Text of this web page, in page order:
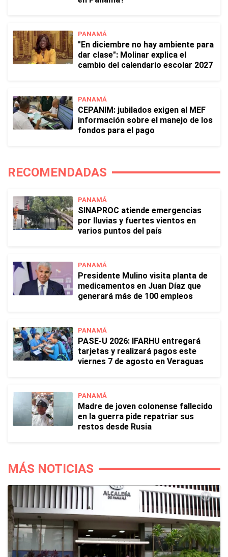
PANAMÁ
"En diciembre no hay ambiente para
dar clase": Molinar explica el
cambio del calendario escolar 2027
PANAMÁ
CEPANIM: jubilados exigen al MEF
información sobre el manejo de los
fondos para el pago
RECOMENDADAS
PANAMÁ
SINAPROC atiende emergencias
por lluvias y fuertes vientos en
varios puntos del país
PANAMÁ
Presidente Mulino visita planta de
medicamentos en Juan Díaz que
generará más de 100 empleos
PANAMÁ
PASE-U 2026: IFARHU entregará
tarjetas y realizará pagos este
viernes 7 de agosto en Veraguas
PANAMÁ
Madre de joven colonense fallecido
en la guerra pide repatriar sus
restos desde Rusia
MÁS NOTICIAS